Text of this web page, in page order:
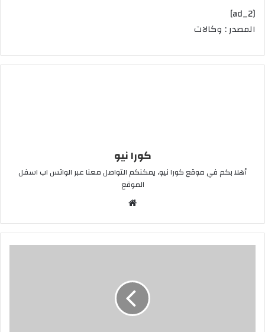
[ad_2]
المصدر : وكالات
كورا نيو
أهلا بكم في موقع كورا نيو، يمكنكم التواصل معنا عبر الواتس اب اسفل
الموقع